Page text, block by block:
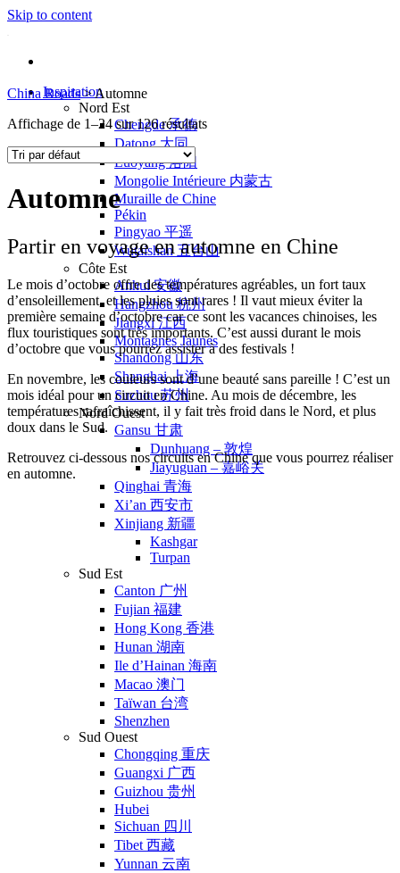
Skip to content
Inspiration
Nord Est
Chengde 承德
Datong 大同
Luoyang 洛阳
Mongolie Intérieure 内蒙古
Muraille de Chine
Pékin
Pingyao 平遥
Wutaishan 五台山
Côte Est
Anhui 安徽
Hangzhou 杭州
Jiangxi 江西
Montagnes Jaunes
Shandong 山东
Shanghai 上海
Suzhou 苏州
Nord Ouest
Gansu 甘肃
Dunhuang – 敦煌
Jiayuguan – 嘉峪关
Qinghai 青海
Xi’an 西安市
Xinjiang 新疆
Kashgar
Turpan
Sud Est
Canton 广州
Fujian 福建
Hong Kong 香港
Hunan 湖南
Ile d’Hainan 海南
Macao 澳门
Taïwan 台湾
Shenzhen
Sud Ouest
Chongqing 重庆
Guangxi 广西
Guizhou 贵州
Hubei
Sichuan 四川
Tibet 西藏
Yunnan 云南
China Roads >Automne
Affichage de 1–24 sur 126 résultats
Automne
Partir en voyage en automne en Chine
Le mois d’octobre offre des températures agréables, un fort taux
d’ensoleillement, et les pluies sont rares ! Il vaut mieux éviter la
première semaine d’octobre car ce sont les vacances chinoises, les
flux touristiques sont très importants. C’est aussi durant le mois
d’octobre que vous pourrez assister à des festivals !
En novembre, les couleurs sont d’une beauté sans pareille ! C’est un
mois idéal pour un circuit en Chine. Au mois de décembre, les
températures rafraîchissent, il y fait très froid dans le Nord, et plus
doux dans le Sud.
Retrouvez ci-dessous nos circuits en Chine que vous pourrez réaliser
en automne.